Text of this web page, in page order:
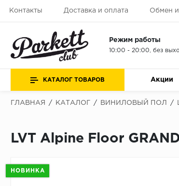
Контакты Доставка и оплата Обмен и
Режим работы
10:00 - 20:00, без
КАТАЛОГ ТОВАРОВ Акции
ГЛАВНАЯ / КАТАЛОГ / ВИНИЛОВЫЙ ПОЛ /
LVT Alpine Floor
НОВИНКА